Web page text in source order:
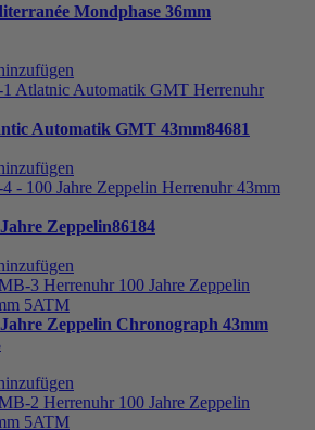
Mondphase 36mm
Automatik GMT 43mm84681
Zeppelin86184
Zeppelin Chronograph 43mm